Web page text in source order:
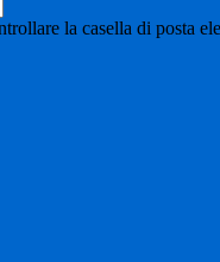
la casella di posta